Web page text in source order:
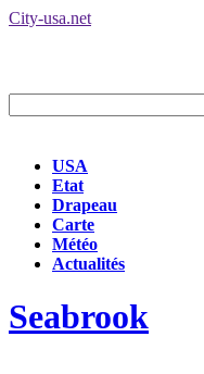
City-usa.net
USA
Etat
Drapeau
Carte
Météo
Actualités
Seabrook